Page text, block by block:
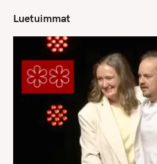
Luetuimmat